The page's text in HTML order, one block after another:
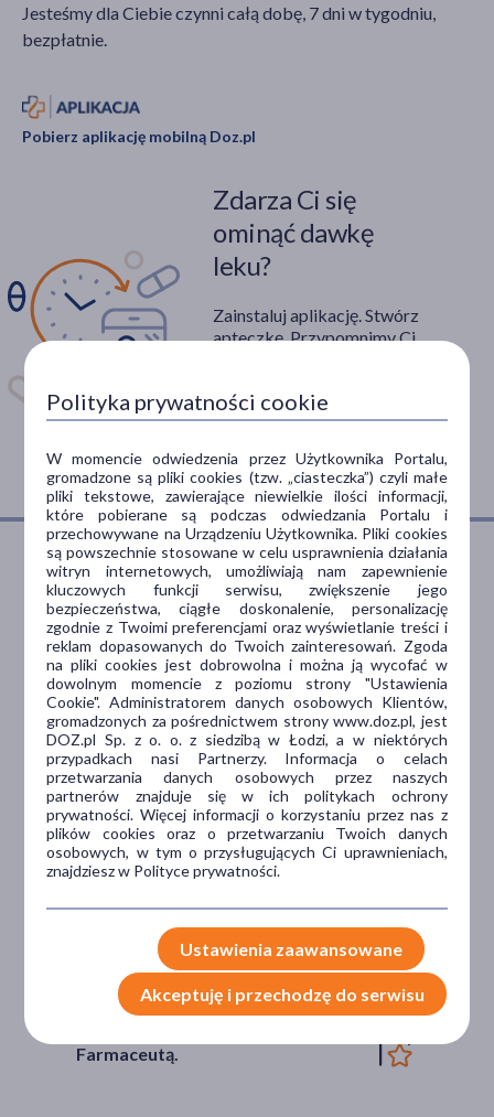
Jesteśmy dla Ciebie czynni całą dobę, 7 dni w tygodniu,
bezpłatnie.
Pobierz aplikację mobilną Doz.pl
Zdarza Ci się
ominąć dawkę
leku?
Zainstaluj aplikację. Stwórz
apteczkę. Przypomnimy Ci
Dostępna w
Dlaczego DOZ.pl
Niższe koszta leczenia
Darmowa dostawa do Apteki
Bezpłatna Infolinia dla
Pacjentów.
Bezpieczeństwo
Encyklopedia leków i ziół
Wsparcie w leczeniu
Farmaceutą.
Polityka prywatności cookie
W momencie odwiedzenia przez Użytkownika Portalu,
gromadzone są pliki cookies (tzw. „ciasteczka”) czyli małe
pliki tekstowe, zawierające niewielkie ilości informacji,
które pobierane są podczas odwiedzania Portalu i
przechowywane na Urządzeniu Użytkownika. Pliki cookies
są powszechnie stosowane w celu usprawnienia działania
witryn internetowych, umożliwiają nam zapewnienie
kluczowych funkcji serwisu, zwiększenie jego
bezpieczeństwa, ciągłe doskonalenie, personalizację
zgodnie z Twoimi preferencjami oraz wyświetlanie treści i
reklam dopasowanych do Twoich zainteresowań. Zgoda
na pliki cookies jest dobrowolna i można ją wycofać w
dowolnym momencie z poziomu strony "Ustawienia
Cookie". Administratorem danych osobowych Klientów,
gromadzonych za pośrednictwem strony www.doz.pl, jest
DOZ.pl Sp. z o. o. z siedzibą w Łodzi, a w niektórych
przypadkach nasi Partnerzy. Informacja o celach
przetwarzania danych osobowych przez naszych
partnerów znajduje się w ich politykach ochrony
prywatności. Więcej informacji o korzystaniu przez nas z
plików cookies oraz o przetwarzaniu Twoich danych
osobowych, w tym o przysługujących Ci uprawnieniach,
znajdziesz w Polityce prywatności.
Ustawienia zaawansowane
Akceptuję i przechodzę do serwisu